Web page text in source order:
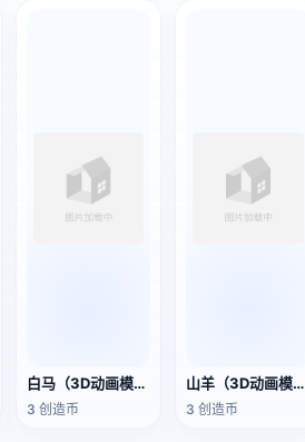
白马（3D动画模型）
3 创造币
山羊（3D动画模型）
3 创造币